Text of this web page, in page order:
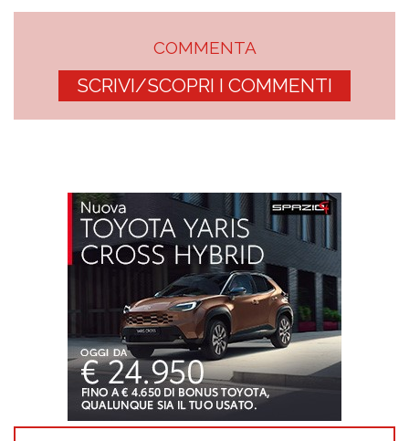
COMMENTA
SCRIVI/SCOPRI I COMMENTI